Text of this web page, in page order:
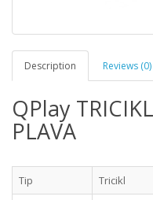
Description Reviews (0)
QPlay
PLAVA
Tip
Tricikl